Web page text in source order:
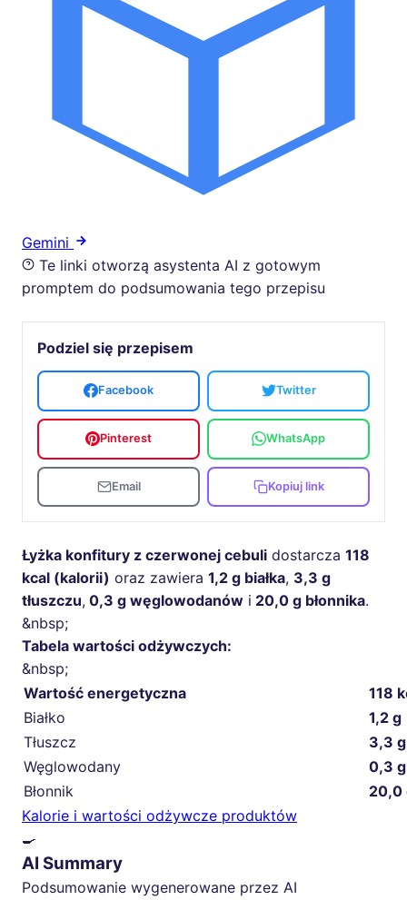
Gemini
Te linki otworzą asystenta AI z gotowym
promptem do podsumowania tego przepisu
Podziel się przepisem
Facebook Twitter
Pinterest WhatsApp
Email Kopiuj link
Łyżka konfitury z czerwonej cebuli dostarcza 118
kcal (kalorii) oraz zawiera 1,2 g białka, 3,3 g
tłuszczu, 0,3 g węglowodanów i 20,0 g błonnika.
&nbsp;
Tabela wartości odżywczych:
&nbsp;
Wartość energetyczna
118
Białko
1,2 g
Tłuszcz
3,3 g
Węglowodany
0,3 g
Błonnik
20,0
Kalorie i wartości odżywcze produktów
🍳
AI Summary
Podsumowanie wygenerowane przez AI